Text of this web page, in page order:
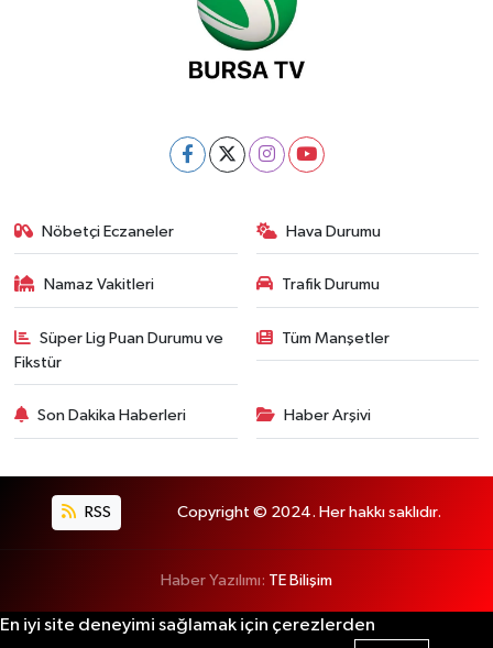
Nöbetçi Eczaneler Hava Durumu
Namaz Vakitleri Trafik Durumu
Süper Lig Puan Durumu ve
Fikstür
Tüm Manşetler
Son Dakika Haberleri Haber Arşivi
RSS Copyright © 2024. Her hakkı saklıdır.
Haber Yazılımı: TE Bilişim
En iyi site deneyimi sağlamak için çerezlerden